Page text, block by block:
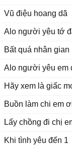
Vũ điệu hoang dã
Alo người yêu tớ
Bất quá nhân gian
Alo người yêu em
Hãy xem là giấc
Buồn làm chi em
Lấy chồng đi chị
Khi tình yêu đến 1